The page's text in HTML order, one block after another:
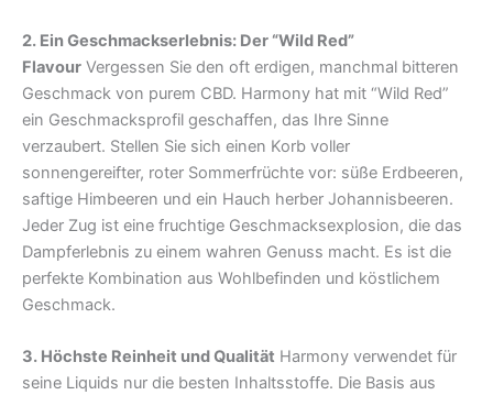
2. Ein Geschmackserlebnis: Der “Wild Red”
Flavour Vergessen Sie den oft erdigen, manchmal bitteren
Geschmack von purem CBD. Harmony hat mit “Wild Red”
ein Geschmacksprofil geschaffen, das Ihre Sinne
verzaubert. Stellen Sie sich einen Korb voller
sonnengereifter, roter Sommerfrüchte vor: süße Erdbeeren,
saftige Himbeeren und ein Hauch herber Johannisbeeren.
Jeder Zug ist eine fruchtige Geschmacksexplosion, die das
Dampferlebnis zu einem wahren Genuss macht. Es ist die
perfekte Kombination aus Wohlbefinden und köstlichem
Geschmack.
3. Höchste Reinheit und Qualität Harmony verwendet für
seine Liquids nur die besten Inhaltsstoffe. Die Basis aus